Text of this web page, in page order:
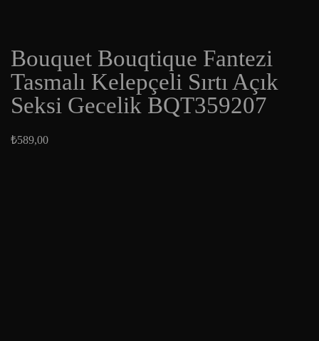
Bouquet Bouqtique Fantezi
Tasmalı Kelepçeli Sırtı Açık
Seksi Gecelik BQT359207
₺589,00